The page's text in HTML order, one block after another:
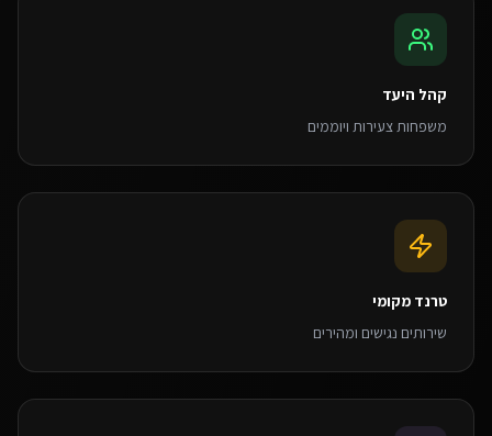
קהל היעד
משפחות צעירות ויוממים
טרנד מקומי
שירותים נגישים ומהירים